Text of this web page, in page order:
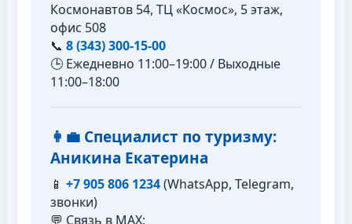
Космонавтов 54, ТЦ «Космос», 5 этаж,
офис 508
📞 8 (343) 300-15-00
🕒 Ежедневно 11:00–19:00 / Выходные
11:00–18:00
👩‍💼 Специалист по туризму:
Аникина Екатерина
📱 +7 905 806 1234(WhatsApp, Telegram,
звонки)
💬 Связь в MAX: